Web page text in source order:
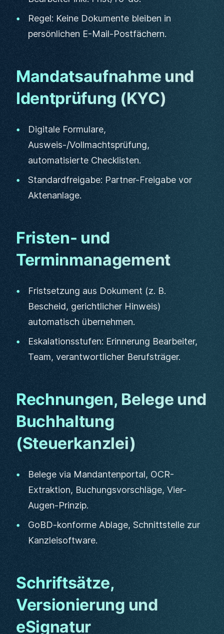
Regel: Keine Dokumente bleiben in
persönlichen E-Mail-Postfächern.
Mandatsaufnahme und
Identprüfung (KYC)
Digitale Formulare,
Ausweis-/Vollmachtsprüfung,
automatisierte Checklisten.
Standardfreigabe: Partner-Freigabe vor
Aktenanlage.
Fristen- und
Terminmanagement
Fristsetzung aus Dokument (z. B.
Bescheid, gerichtlicher Hinweis)
automatisch übernehmen.
Eskalationsstufen: Erinnerung Bearbeiter,
Team, verantwortlicher Berufsträger.
Rechnungen, Belege und
Buchhaltung
(Steuerkanzlei)
Belege via Mandantenportal, OCR-
Extraktion, Buchungsvorschläge, Vier-
Augen-Prinzip.
GoBD-konforme Ablage, Schnittstelle zur
Kanzleisoftware.
Schriftsätze,
Versionierung und
eSignatur